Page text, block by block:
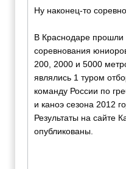
Ну наконец-то
В Краснодаре прошли
соревнования
200, 2000 и 5000
являлись 1 туром
команду России по
и каноэ сезона 2012
Результаты на сайте
опубликованы.